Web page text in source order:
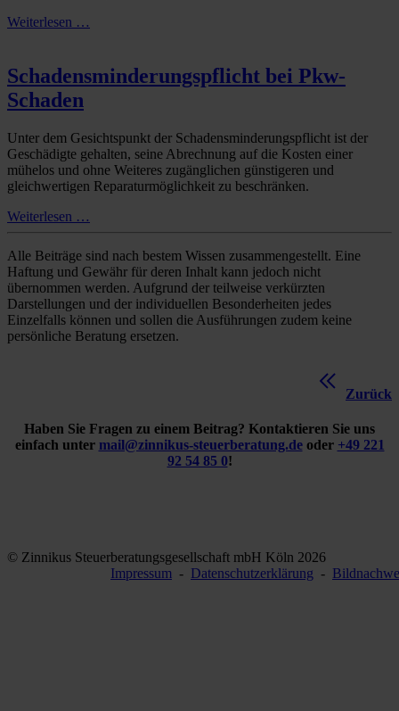
Weiterlesen …
Schadensminderungspflicht bei Pkw-
Schaden
Unter dem Gesichtspunkt der Schadensminderungspflicht ist der
Geschädigte gehalten, seine Abrechnung auf die Kosten einer
mühelos und ohne Weiteres zugänglichen günstigeren und
gleichwertigen Reparaturmöglichkeit zu beschränken.
Weiterlesen …
Alle Beiträge sind nach bestem Wissen zusammengestellt. Eine
Haftung und Gewähr für deren Inhalt kann jedoch nicht
übernommen werden. Aufgrund der teilweise verkürzten
Darstellungen und der individuellen Besonderheiten jedes
Einzelfalls können und sollen die Ausführungen zudem keine
persönliche Beratung ersetzen.
Zurück
Haben Sie Fragen zu einem Beitrag? Kontaktieren Sie uns
einfach unter mail@zinnikus-steuerberatung.deoder +49 221
92 54 85 0!
© Zinnikus Steuerberatungsgesellschaft mbH Köln 2026
Impressum - Datenschutzerklärung -